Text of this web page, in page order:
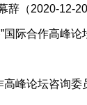
辞（2020-12-20
国际合作高峰
高峰论坛咨询